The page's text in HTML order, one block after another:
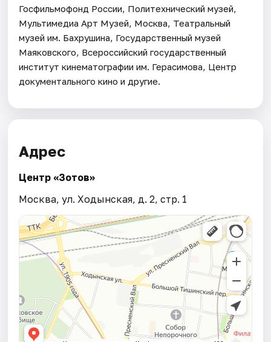
Госфильмофонд России, Политехнический музей,
Мультимедиа Арт Музей, Москва, Театральный
музей им. Бахрушина, Государственный музей
Маяковского, Всероссийский государственный
институт кинематографии им. Герасимова, Центр
документального кино и другие.
Адрес
Центр «Зотов»
Москва, ул. Ходынская, д. 2, стр. 1